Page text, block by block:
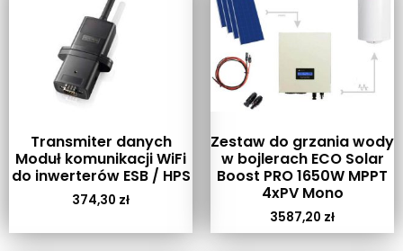
Transmiter danych
Moduł komunikacji WiFi
do inwerterów ESB / HPS
374,30 zł
Zestaw do grzania wody
w bojlerach ECO Solar
Boost PRO 1650W MPPT
4xPV Mono
3587,20 zł